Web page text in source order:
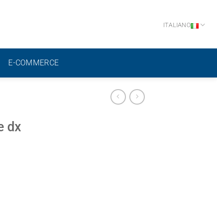
ITALIANO
E-COMMERCE
dx